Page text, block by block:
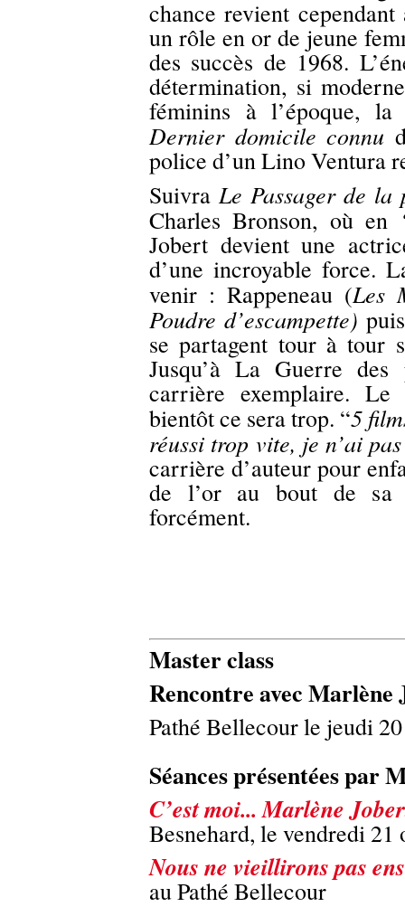
chance revient
un rôle en or de jeune
des succès de 1968.
détermination, si
féminins à l’époque, la
Dernier domicile connu
police d’un Lino Ventura
SuivraLe Passager de la
Charles Bronson, où en
Jobert devient une
d’une incroyable force.
venir : Rappeneau (Les
Poudre d’escampette)
se partagent tour à tour
Jusqu’à La Guerre
carrière exemplaire.
bientôt ce sera trop. “5
réussi trop vite, je n’ai
carrière d’auteur pour
de l’or au bout de sa
forcément.
Master class
Rencontre avec Marlène
Pathé Bellecour le jeudi
Séances présentées par
C’est moi... Marlène
Besnehard, le vendredi
Nous ne vieillirons pas
au Pathé Bellecour